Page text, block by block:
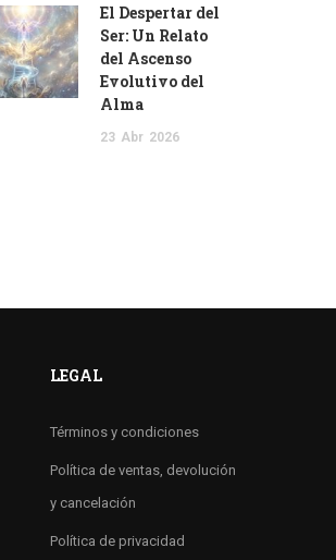
El Despertar del
Ser: Un Relato
del Ascenso
Evolutivo del
Alma
23 Abr 2026
LEGAL
Términos y condiciones
Política de ventas, devolución
y cancelación
Política de privacidad